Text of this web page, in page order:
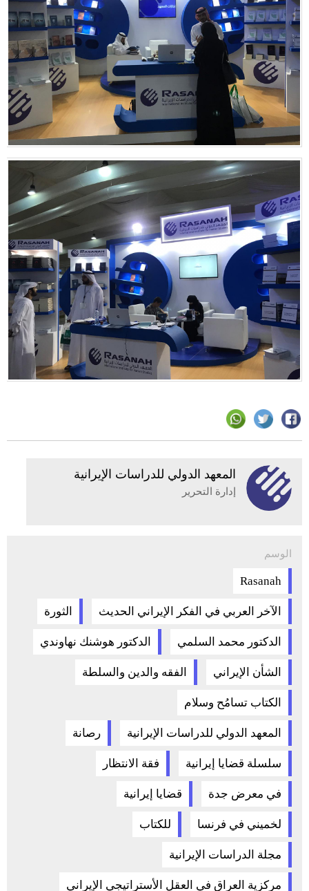
المعهد الدولي للدراسات الإيرانية
إدارة التحرير
الوسم
Rasanah
الآخر العربي في الفكر الإيراني الحديث الثورة
الدكتور محمد السلمي الدكتور هوشنك نهاوندي
الشأن الإيراني الفقه والدين والسلطة
الكتاب تسامُح وسلام
المعهد الدولي للدراسات الإيرانية رصانة
سلسلة قضايا إيرانية فقة الانتظار
في معرض جدة قضايا إيرانية
لخميني في فرنسا للكتاب
مجلة الدراسات الإيرانية
مركزية العراق في العقل الأستراتيجي الإيراني